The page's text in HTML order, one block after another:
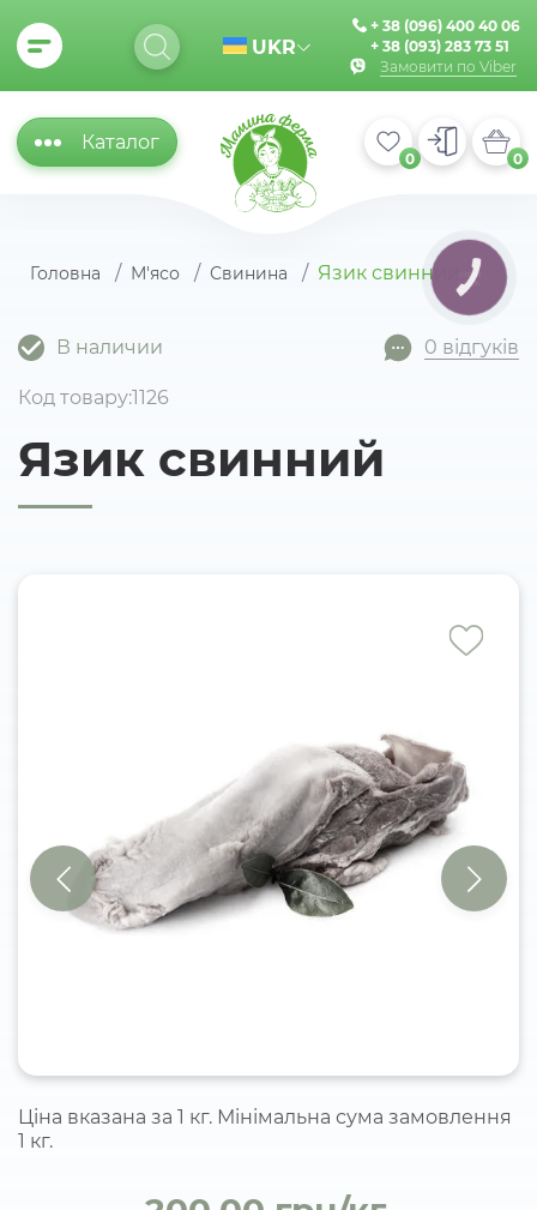
UKR
+ 38 (096) 400 40 06
+ 38 (093) 283 73 51
Замовити по Viber
Каталог
0 0
Головна М'ясо Свинина Язик свинний
Код товару:1126
Язик свинний
В наличии 0 відгуків
Ціна вказана за 1 кг. Мінімальна сума замовлення
1 кг.
КНОПКА
ЗВ'ЯЗКУ